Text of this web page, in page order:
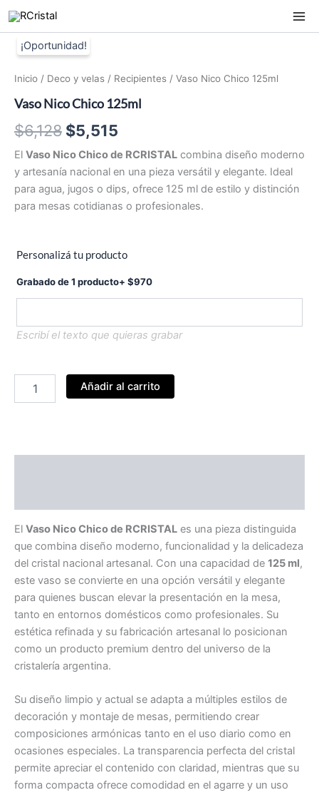
contenido
Inicio / Deco y velas / Recipientes / Vaso Nico Chico 125ml
Vaso Nico Chico 125ml
$6,128 El
precio
original
era:
$5,515
precio
actual
es:
El Vaso Nico Chico de RCRISTAL combina diseño moderno
y artesanía nacional en una pieza versátil y elegante. Ideal
para agua, jugos o dips, ofrece 125 ml de estilo y distinción
para mesas cotidianas o profesionales.
Personalizá tu producto
Grabado de 1 producto+ $970
Escribí el texto que quieras grabar
Añadir al carrito
El Vaso Nico Chico de RCRISTAL es una pieza distinguida
que combina diseño moderno, funcionalidad y la delicadeza
del cristal nacional artesanal. Con una capacidad de 125 ml,
este vaso se convierte en una opción versátil y elegante
para quienes buscan elevar la presentación en la mesa,
tanto en entornos domésticos como profesionales. Su
estética refinada y su fabricación artesanal lo posicionan
como un producto premium dentro del universo de la
cristalería argentina.
Su diseño limpio y actual se adapta a múltiples estilos de
decoración y montaje de mesas, permitiendo crear
composiciones armónicas tanto en el uso diario como en
ocasiones especiales. La transparencia perfecta del cristal
permite apreciar el contenido con claridad, mientras que su
forma compacta ofrece comodidad en el agarre y un uso